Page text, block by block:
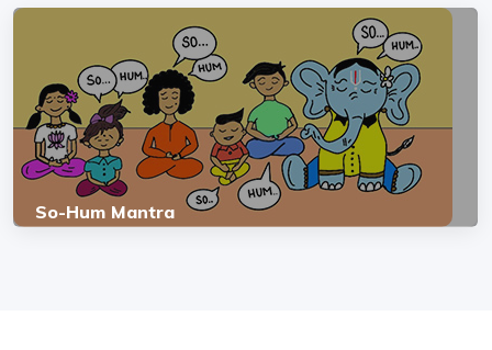
So-Hum Mantra